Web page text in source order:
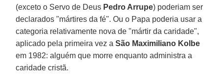
(exceto o Servo de Deus Pedro Arrupe) poderiam ser
declarados "mártires da fé". Ou o Papa poderia usar a
categoria relativamente nova de "mártir da caridade",
aplicado pela primeira vez aSão Maximiliano Kolbe
em 1982: alguém que morre enquanto administra a
caridade cristã.